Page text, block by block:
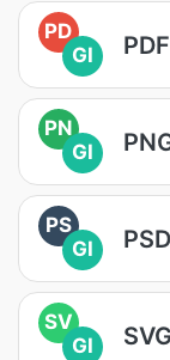
PD
GI
PN
GI
PS
GI
SV
GI